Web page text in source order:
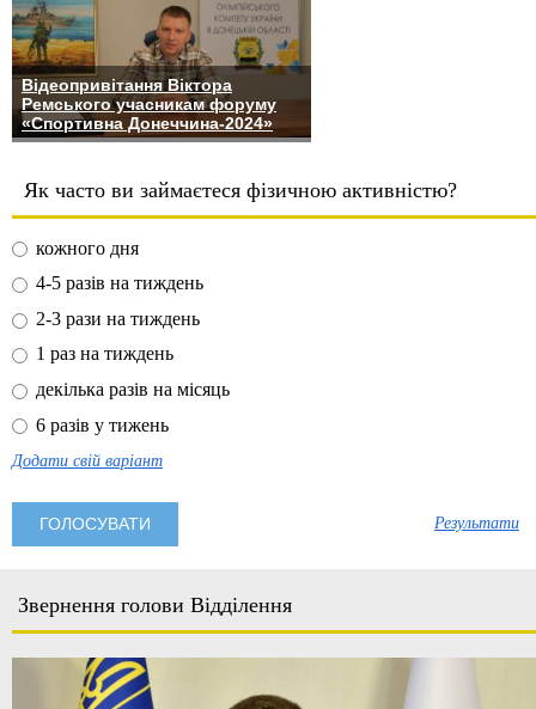
Відеопривітання Віктора
Ремського учасникам форуму
«Спортивна Донеччина-2024»
Як часто ви займаєтеся фізичною активністю?
кожного дня
4-5 разів на тиждень
2-3 рази на тиждень
1 раз на тиждень
декілька разів на місяць
6 разів у тижень
Додати свій варіант
Результати
Звернення голови Відділення